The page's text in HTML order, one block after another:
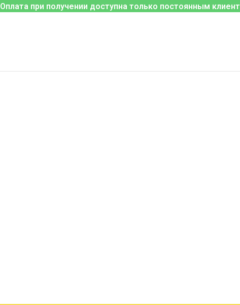
Оплата при получении доступна только постоянным